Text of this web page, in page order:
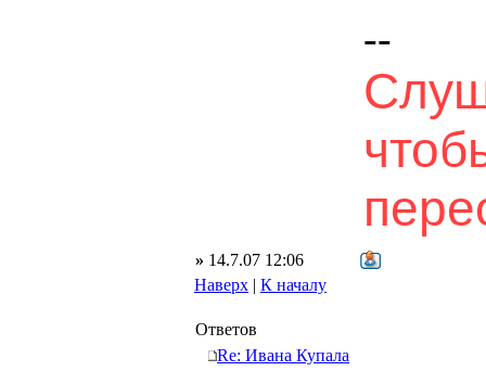
--
» 14.7.07 12:06
Наверх | К началу
Ответов
Re: Ивана Купала